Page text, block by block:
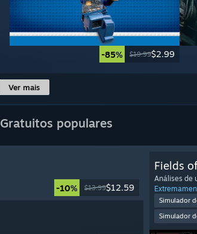
-85% $19.99$2.99
Ver mais
Gratuitos populares
-10% $13.99$12.59
Fields
Análises de
Simulador
Simulador